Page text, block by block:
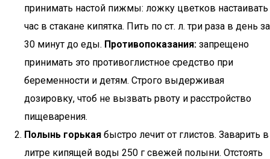
принимать настой пижмы: ложку цветков настаивать
час в стакане кипятка. Пить по ст. л. три раза в день за
30 минут до еды. Противопоказания: запрещено
принимать это противоглистное средство при
беременности и детям. Строго выдерживая
дозировку, чтоб не вызвать рвоту и расстройство
пищеварения.
Полынь горькая быстро лечит от глистов. Заварить в
литре кипящей воды 250 г свежей полыни. Отстоять